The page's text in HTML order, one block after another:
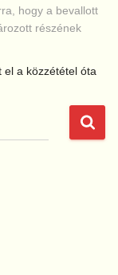
hogy a bevallott
részének
el a közzététel óta